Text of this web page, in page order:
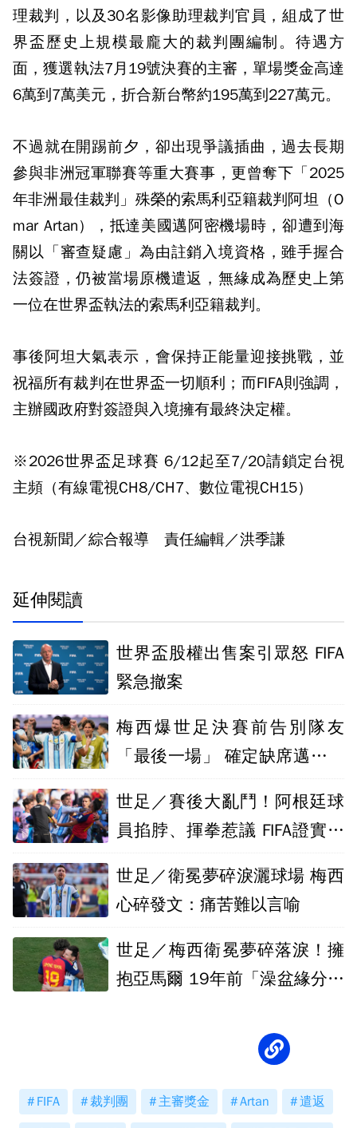
理裁判，以及30名影像助理裁判官員，組成了世
界盃歷史上規模最龐大的裁判團編制。待遇方
面，獲選執法7月19號決賽的主審，單場獎金高達
6萬到7萬美元，折合新台幣約195萬到227萬元。
不過就在開踢前夕，卻出現爭議插曲，過去長期
參與非洲冠軍聯賽等重大賽事，更曾奪下「2025
年非洲最佳裁判」殊榮的索馬利亞籍裁判阿坦（O
mar Artan），抵達美國邁阿密機場時，卻遭到海
關以「審查疑慮」為由註銷入境資格，雖手握合
法簽證，仍被當場原機遣返，無緣成為歷史上第
一位在世界盃執法的索馬利亞籍裁判。
事後阿坦大氣表示，會保持正能量迎接挑戰，並
祝福所有裁判在世界盃一切順利；而FIFA則強調，
主辦國政府對簽證與入境擁有最終決定權。
※2026世界盃足球賽 6/12起至7/20請鎖定台視
主頻（有線電視CH8/CH7、數位電視CH15）
台視新聞／綜合報導 責任編輯／洪季謙
延伸閱讀
世界盃股權出售案引眾怒 FIFA
緊急撤案
梅西爆世足決賽前告別隊友
「最後一場」 確定缺席邁阿密
世足／賽後大亂鬥！阿根廷球
員掐脖、揮拳惹議 FIFA證實將
世足／衛冕夢碎淚灑球場 梅西
心碎發文：痛苦難以言喻
世足／梅西衛冕夢碎落淚！擁
抱亞馬爾 19年前「澡盆緣分」
FIFA 裁判團 主審獎金 Artan 遣返